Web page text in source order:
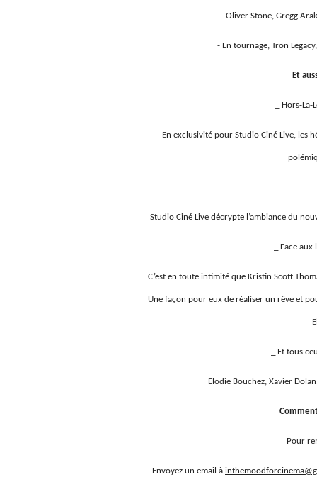
Oliver Stone, Gregg
- En tournage, Tron
Et
_ Hors-
En exclusivité pour Studio Ciné Live, les
Studio Ciné Live décrypte l’ambiance du
_ Face
C’est en toute intimité que Kristin Scott
Une façon pour eux de réaliser un rêve et
_ Et tous
Elodie Bouchez, Xavier
Pour
Envoyez un email à